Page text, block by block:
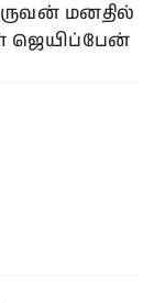
மனதில்
ஜெயிப்பேன்